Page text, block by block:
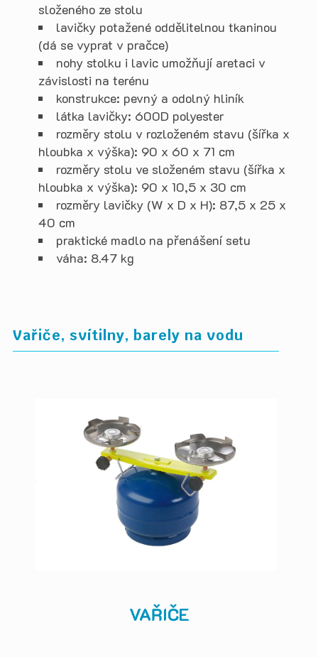
složeného ze stolu
lavičky potažené oddělitelnou tkaninou
(dá se vyprat v pračce)
nohy stolku i lavic umožňují aretaci v
závislosti na terénu
konstrukce: pevný a odolný hliník
látka lavičky: 600D polyester
rozměry stolu v rozloženém stavu (šířka x
hloubka x výška): 90 x 60 x 71 cm
rozměry stolu ve složeném stavu (šířka x
hloubka x výška): 90 x 10,5 x 30 cm
rozměry lavičky (W x D x H): 87,5 x 25 x
40 cm
praktické madlo na přenášení setu
váha: 8.47 kg
Vařiče, svítilny, barely na vodu
VAŘIČE